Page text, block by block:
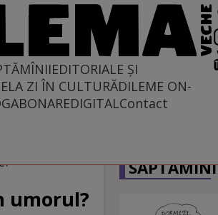
EDITORIALE ȘI
LA ZI ÎN CULTURĂDILEME ON-
ABONAREDIGITALContact
umorul?